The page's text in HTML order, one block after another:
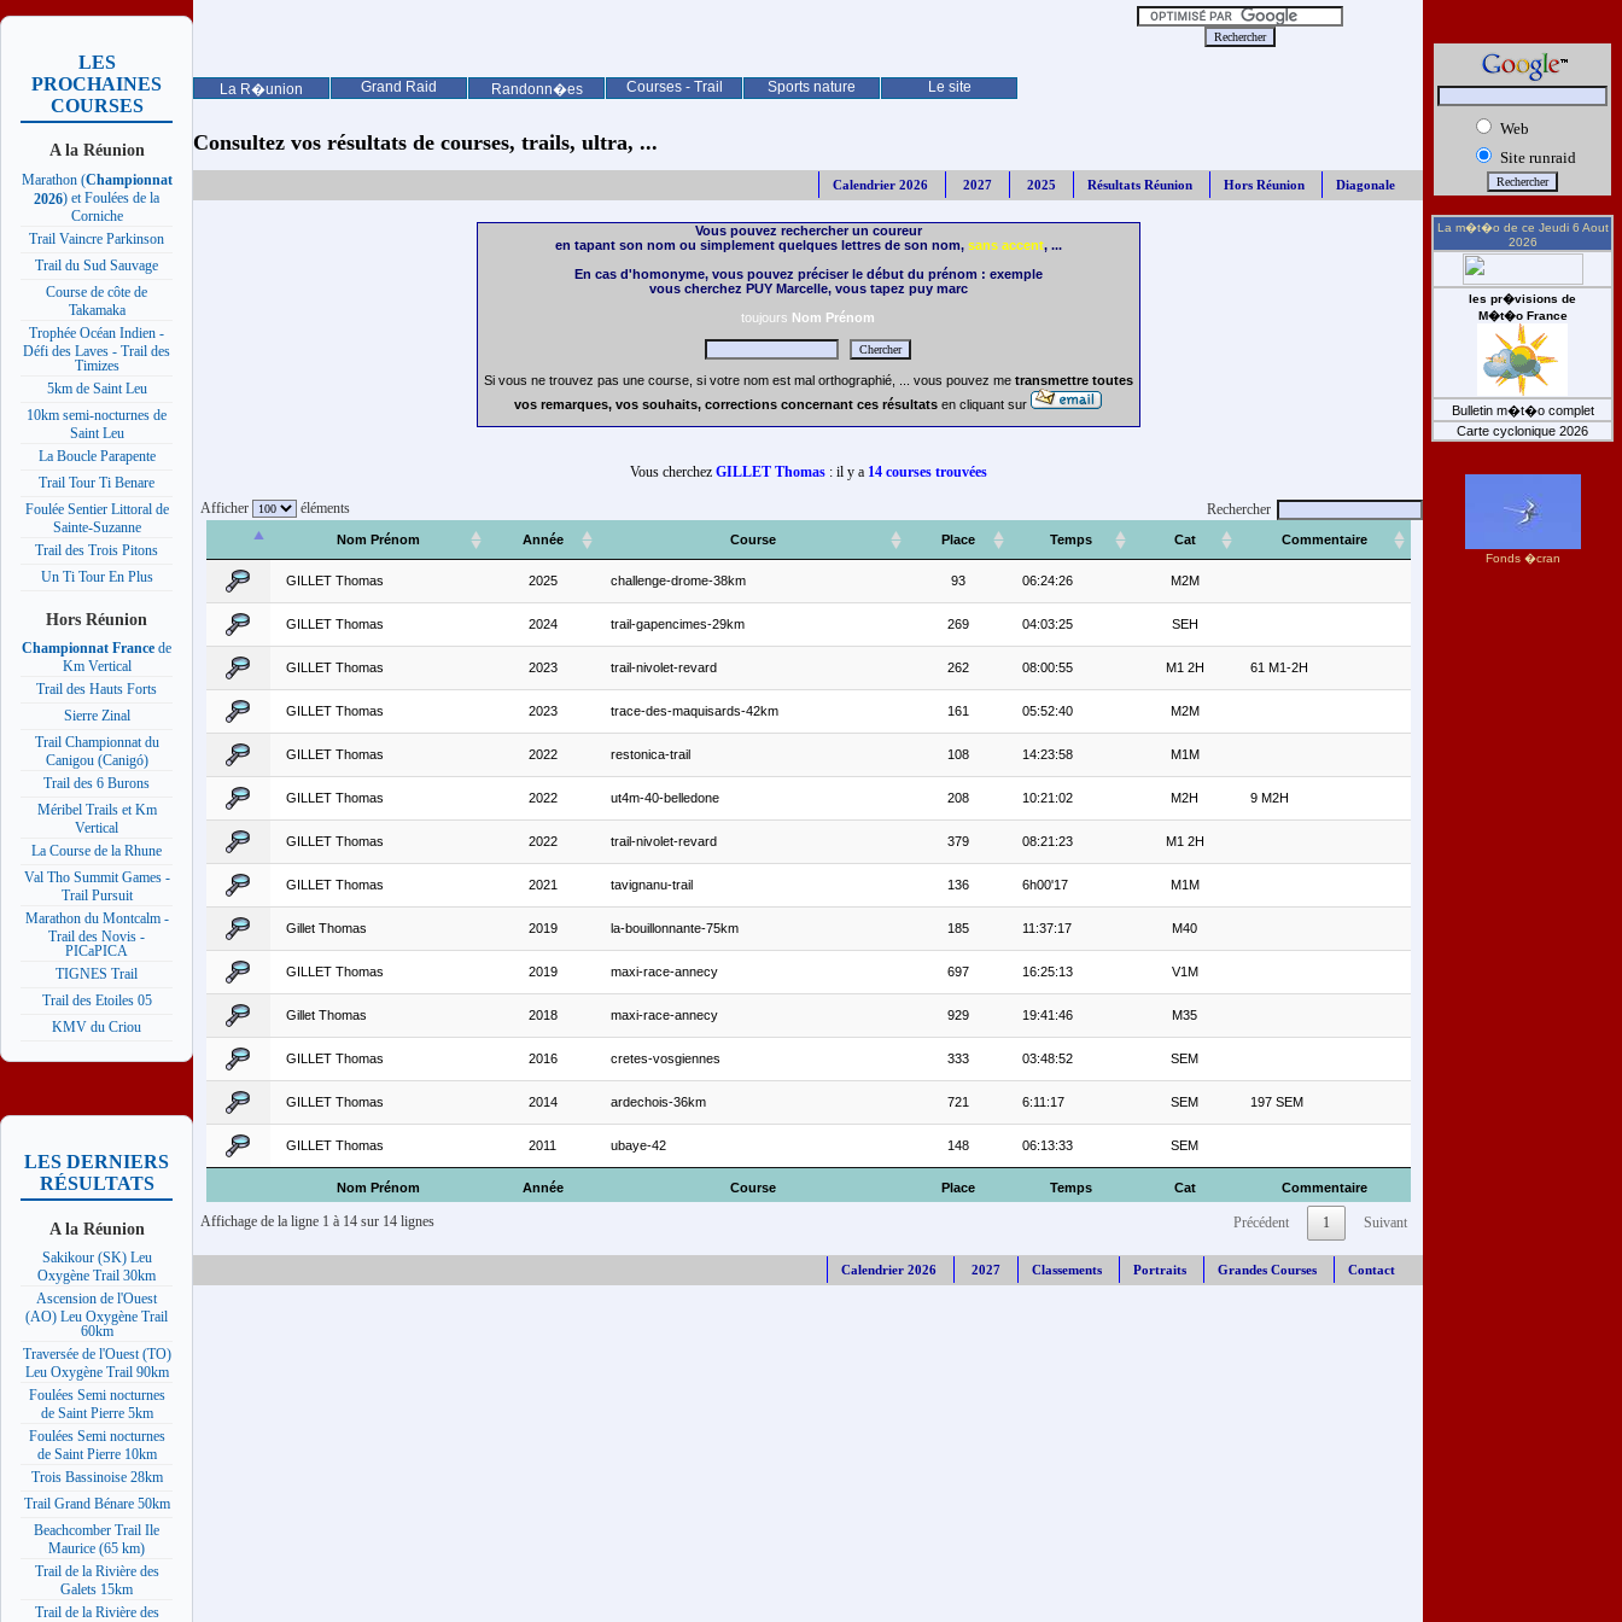
La R�union Grand Raid Randonn�es Courses - Trail Sports nature Le site
LES
PROCHAINES
COURSES
A la Réunion
Marathon (Championnat
2026) et Foulées de la
Corniche
Trail Vaincre Parkinson
Trail du Sud Sauvage
Course de côte de
Takamaka
Trophée Océan Indien -
Défi des Laves - Trail des
Timizes
5km de Saint Leu
10km semi-nocturnes de
Saint Leu
La Boucle Parapente
Trail Tour Ti Benare
Foulée Sentier Littoral de
Sainte-Suzanne
Trail des Trois Pitons
Un Ti Tour En Plus
Hors Réunion
Championnat France de
Km Vertical
Trail des Hauts Forts
Sierre Zinal
Trail Championnat du
Canigou (Canigó)
Trail des 6 Burons
Méribel Trails et Km
Vertical
La Course de la Rhune
Val Tho Summit Games -
Trail Pursuit
Marathon du Montcalm -
Trail des Novis -
PICaPICA
TIGNES Trail
Trail des Etoiles 05
KMV du Criou
LES DERNIERS
RÉSULTATS
A la Réunion
Sakikour (SK) Leu
Oxygène Trail 30km
Ascension de l'Ouest
(AO) Leu Oxygène Trail
60km
Traversée de l'Ouest (TO)
Leu Oxygène Trail 90km
Foulées Semi nocturnes
de Saint Pierre 5km
Foulées Semi nocturnes
de Saint Pierre 10km
Trois Bassinoise 28km
Trail Grand Bénare 50km
Beachcomber Trail Ile
Maurice (65 km)
Trail de la Rivière des
Galets 15km
Trail de la Rivière des
Consultez vos résultats de courses, trails, ultra, ...
Calendrier 2026 2027 2025 Résultats Réunion Hors Réunion Diagonale
Vous pouvez rechercher un coureur
en tapant son nom ou simplement quelques lettres de son nom, sans accent, ...
En cas d'homonyme, vous pouvez préciser le début du prénom : exemple
vous cherchez PUY Marcelle, vous tapez puy marc
toujours Nom Prénom
Si vous ne trouvez pas une course, si votre nom est mal orthographié, ... vous pouvez me transmettre toutes
vos remarques, vos souhaits, corrections concernant ces résultats en cliquant sur
Vous cherchez GILLET Thomas: il y a 14 courses trouvées
Afficher éléments Rechercher
Nom Prénom Année Course Place Temps Cat Commentaire
Nom Prénom Année Course Place Temps Cat Commentaire
GILLET Thomas 2025 challenge-drome-38km 93 06:24:26 M2M
GILLET Thomas 2024 trail-gapencimes-29km 269 04:03:25 SEH
GILLET Thomas 2023 trail-nivolet-revard 262 08:00:55 M1 2H 61 M1-2H
GILLET Thomas 2023 trace-des-maquisards-42km 161 05:52:40 M2M
GILLET Thomas 2022 restonica-trail 108 14:23:58 M1M
GILLET Thomas 2022 ut4m-40-belledone 208 10:21:02 M2H 9 M2H
GILLET Thomas 2022 trail-nivolet-revard 379 08:21:23 M1 2H
GILLET Thomas 2021 tavignanu-trail 136 6h00'17 M1M
Gillet Thomas 2019 la-bouillonnante-75km 185 11:37:17 M40
GILLET Thomas 2019 maxi-race-annecy 697 16:25:13 V1M
Gillet Thomas 2018 maxi-race-annecy 929 19:41:46 M35
GILLET Thomas 2016 cretes-vosgiennes 333 03:48:52 SEM
GILLET Thomas 2014 ardechois-36km 721 6:11:17 SEM 197 SEM
GILLET Thomas 2011 ubaye-42 148 06:13:33 SEM
Affichage de la ligne 1 à 14 sur 14 lignes Précédent 1 Suivant
Calendrier 2026 2027 Classements Portraits Grandes Courses Contact
Web
Site runraid
La m�t�o de ce Jeudi 6 Aout
2026
les pr�visions de
M�t�o France
Bulletin m�t�o complet
Carte cyclonique 2026
Fonds �cran